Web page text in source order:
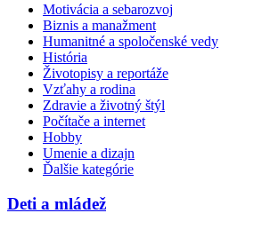
Motivácia a sebarozvoj
Biznis a manažment
Humanitné a spoločenské vedy
História
Životopisy a reportáže
Vzťahy a rodina
Zdravie a životný štýl
Počítače a internet
Hobby
Umenie a dizajn
Ďalšie kategórie
Deti a mládež